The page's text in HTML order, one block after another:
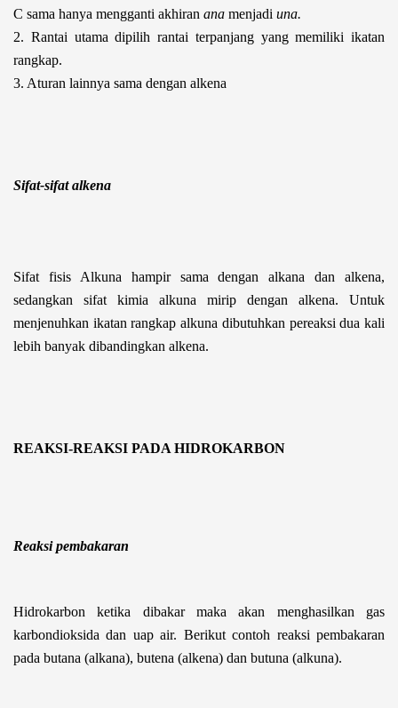
C sama hanya mengganti akhiran ana menjadi una.
2. Rantai utama dipilih rantai terpanjang yang memiliki ikatan
rangkap.
3. Aturan lainnya sama dengan alkena
Sifat-sifat alkena
Sifat fisis Alkuna hampir sama dengan alkana dan alkena,
sedangkan sifat kimia alkuna mirip dengan alkena. Untuk
menjenuhkan ikatan rangkap alkuna dibutuhkan pereaksi dua kali
lebih banyak dibandingkan alkena.
REAKSI-REAKSI PADA HIDROKARBON
Reaksi pembakaran
Hidrokarbon ketika dibakar maka akan menghasilkan gas
karbondioksida dan uap air. Berikut contoh reaksi pembakaran
pada butana (alkana), butena (alkena) dan butuna (alkuna).